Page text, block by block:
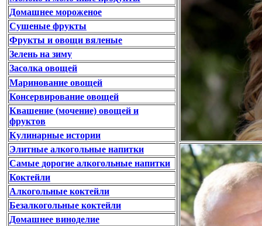
Домашнее мороженое
Сушеные фрукты
Фрукты и овощи вяленые
Зелень на зиму
Засолка овощей
Маринование овощей
Консервирование овощей
Квашение (мочение) овощей и
фруктов
Кулинарные истории
Элитные алкогольные напитки
Самые дорогие алкогольные напитки
Коктейли
Алкогольные коктейли
Безалкогольные коктейли
Домашнее виноделие